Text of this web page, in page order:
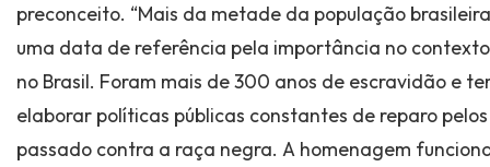
preconceito. “Mais da metade da população
uma data de referência pela importância no
no Brasil. Foram mais de 300 anos de escravidão e
elaborar políticas públicas constantes de reparo
passado contra a raça negra. A homenagem